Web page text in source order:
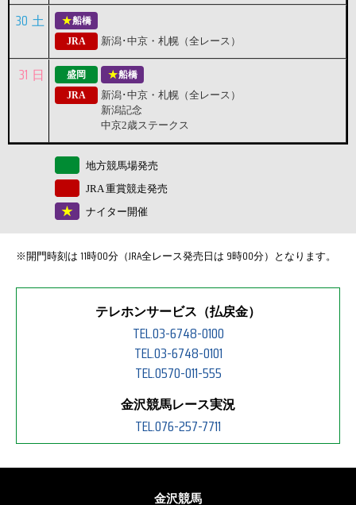
30 土
船橋
JRA
新潟･中京・札幌（全レース）
31 日 盛岡
船橋
JRA
新潟･中京・札幌（全レース）
新潟記念
中京2歳ステークス
地方競馬場発売
JRA 重賞競走発売
ナイター開催
※開門時刻は 11時00分（JRA全レース発売日は 9時00分）となります。
テレホンサービス（払戻金）
TEL.03-6748-0100
TEL.03-6748-0101
TEL.0570-011-555
金沢競馬レース実況
TEL.076-257-7711
金沢競馬